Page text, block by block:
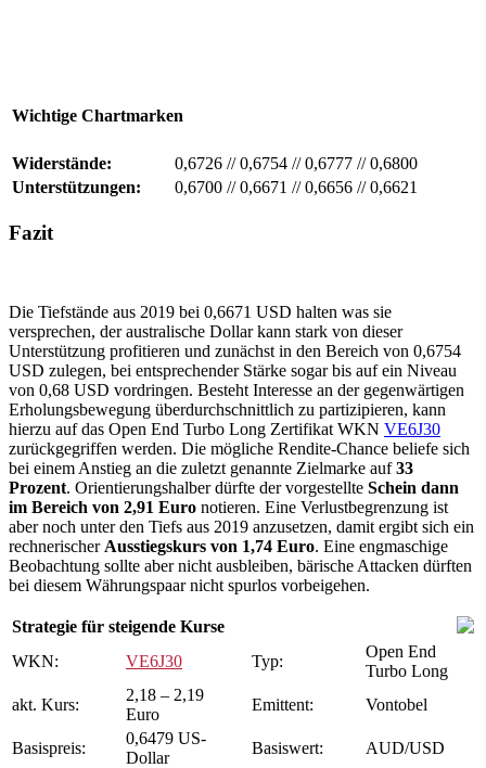
Wichtige Chartmarken
Widerstände: 0,6726 //0,6754 //0,6777 //0,6800
Unterstützungen:
0,6700 //0,6671 //0,6656 //0,6621
Fazit
Die Tiefstände aus 2019 bei 0,6671 USD halten was sie
versprechen, der australische Dollar kann stark von dieser
Unterstützung profitieren und zunächst in den Bereich von 0,6754
USD zulegen, bei entsprechender Stärke sogar bis auf ein Niveau
von 0,68 USD vordringen. Besteht Interesse an der gegenwärtigen
Erholungsbewegung überdurchschnittlich zu partizipieren, kann
hierzu auf das Open End Turbo Long Zertifikat WKN VE6J30
zurückgegriffen werden. Die mögliche Rendite-Chance beliefe sich
bei einem Anstieg an die zuletzt genannte Zielmarke auf33
Prozent. Orientierungshalber dürfte der vorgestellte Schein dann
im Bereich von 2,91 Euro notieren. Eine Verlustbegrenzung ist
aber noch unter den Tiefs aus 2019 anzusetzen, damit ergibt sich ein
rechnerischer Ausstiegskurs von 1,74 Euro. Eine engmaschige
Beobachtung sollte aber nicht ausbleiben, bärische Attacken dürften
bei diesem Währungspaar nicht spurlos vorbeigehen.
Strategie für steigende Kurse
WKN:
VE6J30 Typ:
Open End
Turbo Long
akt. Kurs:
2,18 – 2,19
Euro
Emittent: Vontobel
Basispreis:
0,6479 US-
Dollar
Basiswert: AUD/USD